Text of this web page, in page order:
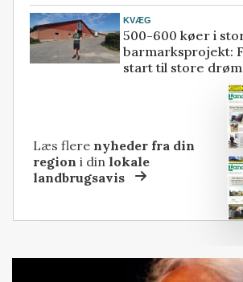
KVÆG
500-600 køer i
barmarksprojekt:
start til store
Læs flere nyheder fra din
region i dinlokale
landbrugsavis